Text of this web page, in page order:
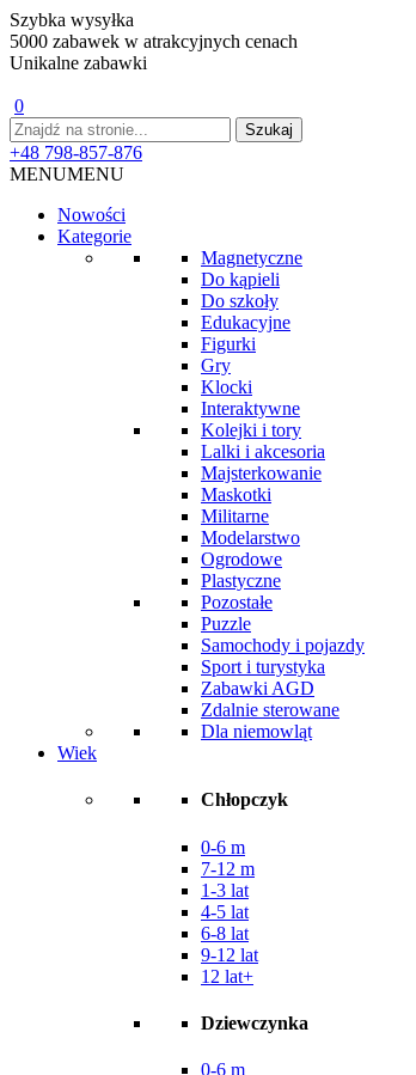
Szybka wysyłka
5000 zabawek w atrakcyjnych cenach
Unikalne zabawki
0
+48 798-857-876
MENUMENU
Nowości
Kategorie
Magnetyczne
Do kąpieli
Do szkoły
Edukacyjne
Figurki
Gry
Klocki
Interaktywne
Kolejki i tory
Lalki i akcesoria
Majsterkowanie
Maskotki
Militarne
Modelarstwo
Ogrodowe
Plastyczne
Pozostałe
Puzzle
Samochody i pojazdy
Sport i turystyka
Zabawki AGD
Zdalnie sterowane
Dla niemowląt
Wiek
Chłopczyk
0-6 m
7-12 m
1-3 lat
4-5 lat
6-8 lat
9-12 lat
12 lat+
Dziewczynka
0-6 m